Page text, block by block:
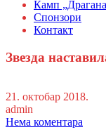
Камп
Спонзори
Контакт
Звезда
21. октобар 2018.
admin
Нема коментара